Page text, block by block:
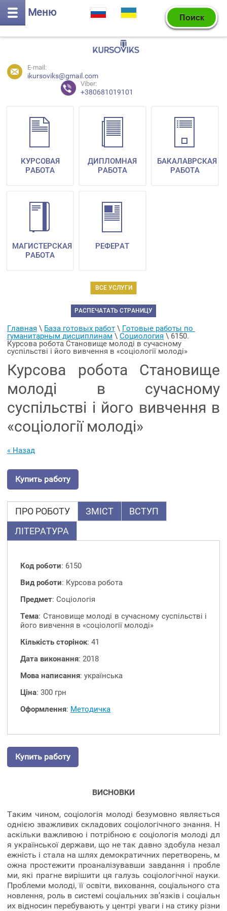
Меню
E-mail:
ikursoviks@gmail.com
Viber:
+380681019101
ВСЕ УСЛУГИ
КУРСОВАЯ
РАБОТА
ДИПЛОМНАЯ
РАБОТА
БАКАЛАВРСКАЯ
РАБОТА
МАГИСТЕРСКАЯ
РАБОТА
РЕФЕРАТ
РАСПЕЧАТАТЬ СТРАНИЦУ
Главная \ База готовых работ \ Готовые работы по
гуманитарным дисциплинам \ Социология \ 6150.
Курсова робота Становище молоді в сучасному
суспільстві і його вивчення в «соціології молоді»
Курсова робота Становище
молоді в сучасному
суспільстві і його вивчення в
«соціології молоді»
« Назад
Купить работу
ПРО РОБОТУ ЗМІСТ
ВСТУП
ЛІТЕРАТУРА
Код роботи: 6150
Вид роботи: Курсова робота
Предмет: Соціологія
Тема: Становище молоді в сучасному суспільстві і
його вивчення в «соціології молоді»
Кількість сторінок: 41
Дата виконання: 2018
Мова написання: українська
Ціна: 300 грн
Оформлення: Методичка
Купить работу
ВИСНОВКИ
Таким чином, соціологія молоді безумовно являється
однією зважливих складових соціологічного знання. Н
аскільки важливою і потрібною є соціологія молоді дл
я української держави, що не так давно здобула незал
ежність і стала на шлях демократичних перетворень, м
ожна простежити проаналізувавши завдання і пробле
ми, які прагне вирішити ця галузь соціологічної науки.
Проблеми молоді, її освіти, виховання, соціального ста
новлення, роль в системі соціальних зв’язків і соціальн
их відносин перебувають у центрі уваги і на стику різни